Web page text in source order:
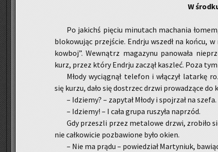
W
Po ja­kichś pię­ciu mi­nu­tach ma­cha­nia
blo­ko­wu­jąc przej­ście. En­dr­ju wszedł na końcu,
kow­boj”. We­wnątrz ma­ga­zy­nu pa­no­wa­ła
kurz, przez który En­dr­ju za­czął kasz­leć. Poza
Młody wy­cią­gnął te­le­fon i włą­czył la­tar­kę
się kurzu, dało się do­strzec drzwi pro­wa­dzą­ce
– Idzie­my? – za­py­tał Młody i spoj­rzał na szefa.
– Idzie­my! – I cała grupa ru­szy­ła na­przód.
Gdy prze­szli przez me­ta­lo­we drzwi, zro­bi­ło
nie cał­ko­wi­cie po­zba­wio­ne było okien.
– Nie ma prądu – po­wie­dział Mar­ty­niuk,